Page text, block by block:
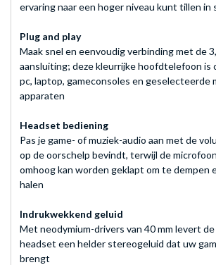
ervaring naar een hoger niveau kunt tillen in
Plug and play
Maak snel en eenvoudig verbinding met de
aansluiting; deze kleurrijke hoofdtelefoon is
pc, laptop, gameconsoles en geselecteerde
apparaten
Headset bediening
Pas je game- of muziek-audio aan met de
op de oorschelp bevindt, terwijl de
omhoog kan worden geklapt om te dempen
halen
Indrukwekkend geluid
Met neodymium-drivers van 40 mm levert
headset een helder stereogeluid dat uw
brengt